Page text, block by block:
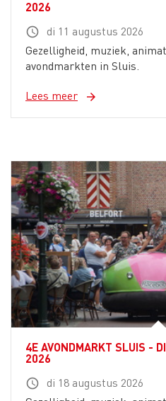
2026
schedule di 11 augustus 2026
Gezelligheid, muziek,
avondmarkten in Sluis.
Lees meer
arrow_forward
4E AVONDMARKT SLUIS -
2026
schedule di 18 augustus 2026